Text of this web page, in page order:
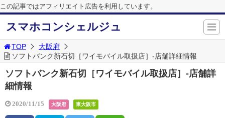
この記事ではアフィリエイト広告を利用しています。
スマホコンシェルジュ
TOP
大阪府
ソフトバンク新石切［ワイモバイル取扱店］-店舗詳細情報
ソフトバンク新石切［ワイモバイル取扱店］-店舗詳
細情報
2020/11/15 大阪府 東大阪市